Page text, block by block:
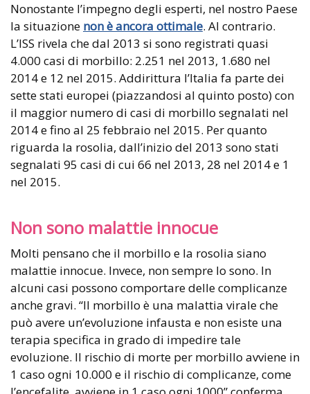
Nonostante l’impegno degli esperti, nel nostro Paese
la situazione non è ancora ottimale. Al contrario.
L’ISS rivela che dal 2013 si sono registrati quasi
4.000 casi di morbillo: 2.251 nel 2013, 1.680 nel
2014 e 12 nel 2015. Addirittura l’Italia fa parte dei
sette stati europei (piazzandosi al quinto posto) con
il maggior numero di casi di morbillo segnalati nel
2014 e fino al 25 febbraio nel 2015. Per quanto
riguarda la rosolia, dall’inizio del 2013 sono stati
segnalati 95 casi di cui 66 nel 2013, 28 nel 2014 e 1
nel 2015.
Non sono malattie innocue
Molti pensano che il morbillo e la rosolia siano
malattie innocue. Invece, non sempre lo sono. In
alcuni casi possono comportare delle complicanze
anche gravi. “Il morbillo è una malattia virale che
può avere un’evoluzione infausta e non esiste una
terapia specifica in grado di impedire tale
evoluzione. Il rischio di morte per morbillo avviene in
1 caso ogni 10.000 e il rischio di complicanze, come